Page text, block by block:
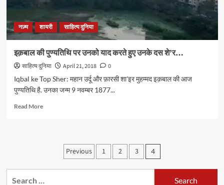
नज़्म शायरी साहित्य दुनिया
इक़बाल की पुण्यतिथि पर उनको याद करते हुए उनके दस शे’र…
साहित्य दुनिया April 21, 2018
0
Iqbal ke Top Sher: महान उर्दू और फ़ारसी शा'इर मुहम्मद इक़बाल की आज
पुण्यतिथि है. उनका जन्म 9 नवम्बर 1877...
Read MoreRead
उनको
याद
Posts
pagination
Previous 1 2 3 4